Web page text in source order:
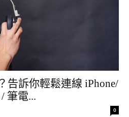
告訴你輕鬆連線 iPhone/
筆電...
0